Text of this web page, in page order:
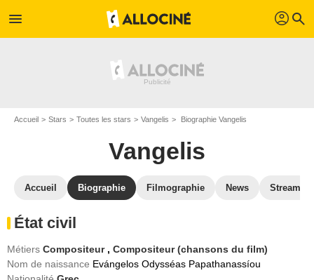
menu profil search
Accueil Stars Toutes les stars Vangelis Biographie Vangelis
Vangelis
Accueil Biographie Filmographie News Streaming
État civil
Métiers Compositeur , Compositeur (chansons du film)
Nom de naissance Evángelos Odysséas Papathanassíou